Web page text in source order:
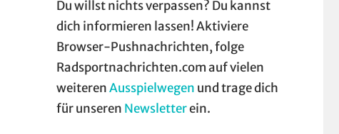
Du willst nichts verpassen? Du kannst
dich informieren lassen! Aktiviere
Browser-Pushnachrichten, folge
Radsportnachrichten.com auf vielen
weiterenAusspielwegen und trage dich
für unseren Newsletterein.